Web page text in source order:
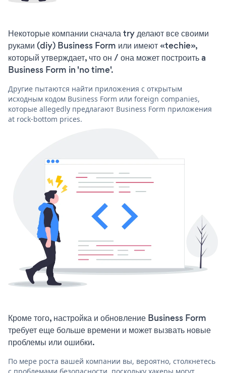
Некоторые компании сначала try делают все своими
руками (diy) Business Form или имеют «techie»,
который утверждает, что он / она может построить a
Business Form in 'no time'.
Другие пытаются найти приложения с открытым
исходным кодом Business Form или foreign companies,
которые allegedly предлагают Business Form приложения
at rock-bottom prices.
Кроме того, настройка и обновление Business Form
требует еще больше времени и может вызвать новые
проблемы или ошибки.
По мере роста вашей компании вы, вероятно, столкнетесь